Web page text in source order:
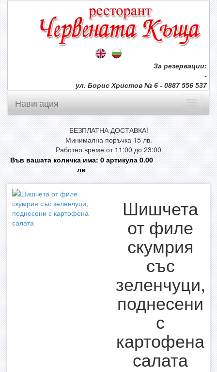
За резервации:
-
ул. Борис Христов № 6 - 0887 556 537
Навигация
БЕЗПЛАТНА ДОСТАВКА!
Минимална поръчка 15 лв.
Работно време от 11:00 до 23:00
Във вашата количка има:0артикула0.00
лв
Шишчета
от филе
скумрия
със
зеленчуци,
поднесени
с
картофена
салата